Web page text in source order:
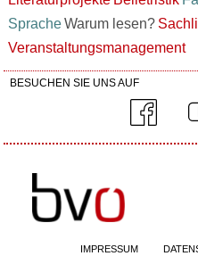
Sprache Warum lesen?
Veranstaltungsmanagement
BESUCHEN SIE UNS AUF
IMPRESSUM